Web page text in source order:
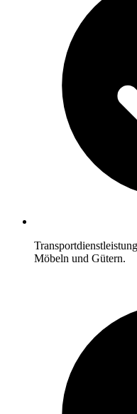
Möbeln und Gütern.